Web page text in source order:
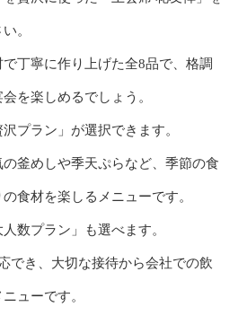
。
丁寧に作り上げた全8品で、格調
を楽しめるでしょう。
プラン」が選択できます。
釜めしや季天ぷらなど、季節の食
食材を楽しるメニューです。
数プラン」も選べます。
でき、大切な接待から会社での飲
ューです。